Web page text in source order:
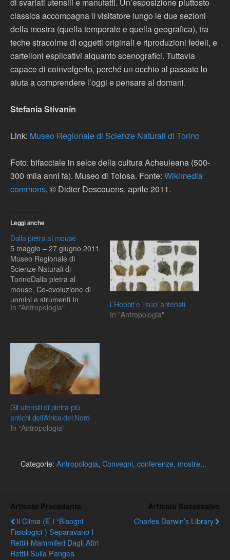
classica accompagna il visitatore lungo le due sezioni
della mostra (quella temporale e quella geografica), tra
teche stracolme di oggetti originali e riproduzioni fedeli, e
cartelloni esplicativi alquanto scenografici. Tuttavia
capace di coinvolgerlo, perché un occhio al passato lo
aiuta a comprendere l’oggi e pensare al domani.
Stefania Stivanin
Link: Museo Regionale di Scienze Naturali di Torino
Foto: bifacciale in selce della cultura Acheuleana (500-
300 mila anni fa). Museo di Tolosa. Fonte: Wikimedia
commons, © Didier Descouens, aprile 2011.
Leggi anche
Dalla pietra al mouse
5 maggio – 27 giugno 2011
Museo Regionale di
Scienze Naturali di
TorinoDalla pietra al
mouse. Co-evoluzione di
uomini e strumenti In
occasione della “Settimana
dell’Istruzione,
dell’Università e della
Ricerca, il MRSN propone
“Dalla pietra al mouse. Co-
evoluzione di uomini e
strumenti”, mostra
antropologica…
In "Antropologia"
L’Hobbit e i suoi antenati
In "Antropologia"
Gli utensili di pietra più
antichi dell’Africa del Nord
In "Antropologia"
Categorie: Antropologia, Convegni, conferenze, mostre...
Articolo Precedente
Il Clima (e I “bisogni
Fisiologici”) Separavano I
Rettili-Mammiferi Dagli Altri
Rettili Sulla Pangea
Articolo Successivo
Charles Darwin’s Library